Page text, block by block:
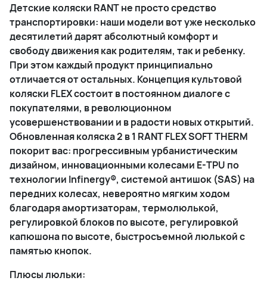
Детские коляски RANT не просто средство
транспортировки: наши модели вот уже несколько
десятилетий дарят абсолютный комфорт и
свободу движения как родителям, так и ребенку.
При этом каждый продукт принципиально
отличается от остальных. Концепция культовой
коляски FLEX состоит в постоянном диалоге с
покупателями, в революционном
усовершенствовании и в радости новых открытий.
Обновленная коляска 2 в 1 RANT FLEX SOFT THERM
покорит вас: прогрессивным урбанистическим
дизайном, инновационными колесами E-TPU по
технологии Infinergy®, системой антишок (SAS) на
передних колесах, невероятно мягким ходом
благодаря амортизаторам, термолюлькой,
регулировкой блоков по высоте, регулировкой
капюшона по высоте, быстросъемной люлькой с
памятью кнопок.
Плюсы люльки: